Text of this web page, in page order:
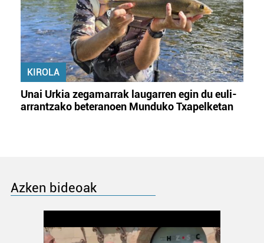
KIROLA
Unai Urkia zegamarrak laugarren egin du euli-
arrantzako beteranoen Munduko Txapelketan
Azken bideoak